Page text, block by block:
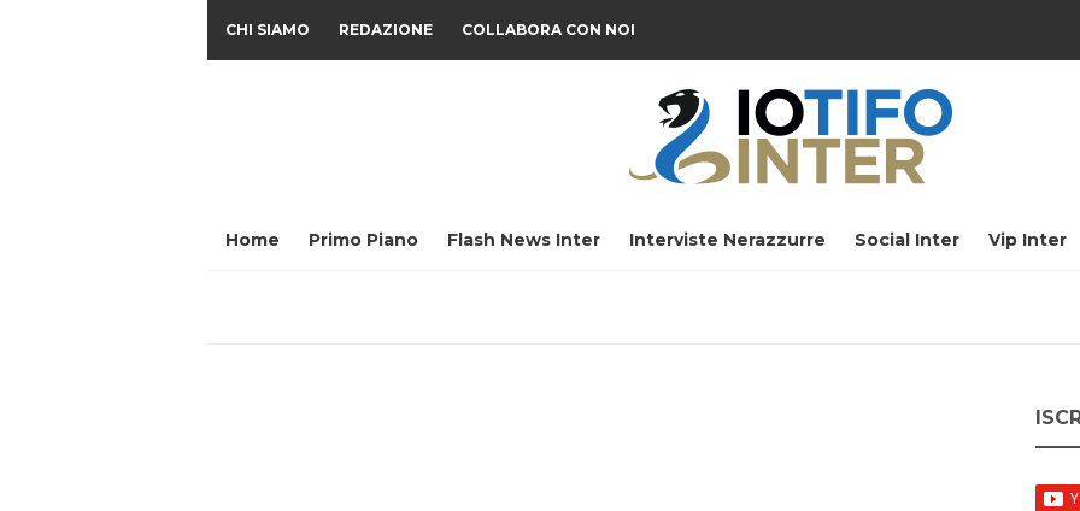
CHI SIAMO REDAZIONE COLLABORA CON NOI
Home Primo Piano Flash News Inter Interviste Nerazzurre Social Inter Vip Inter